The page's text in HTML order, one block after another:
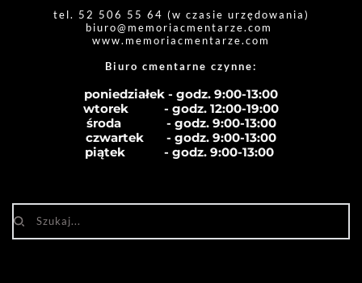
tel. 52 506 55 64 (w czasie urzędowania)
biuro@memoriacmentarze.com
www.memoriacmentarze.com
Biuro cmentarne czynne:
poniedziałek - godz. 9:00-13:00
wtorek           - godz. 12:00-19:00
środa              - godz. 9:00-13:00
czwartek       - godz. 9:00-13:00
piątek            - godz. 9:00-13:00